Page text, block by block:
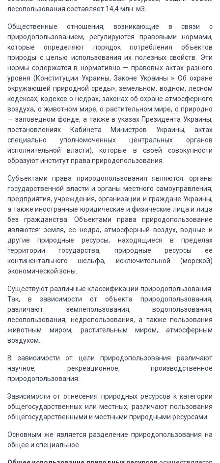
лесопользования составляет 14,4 млн. м3.
Общественные отношения, возникающие в связи с
природопользованием, регулируются правовыми нормами,
которые определяют порядок потребления объектов
природы с целью использования их полезных свойств. Эти
нормы содержатся в нормативно — правовых актах разного
уровня (Конституции Украины, Законе Украины » Об охране
окружающей природной среды», земельном, водном, лесном
кодексах, кодексе о недрах, законах об охране атмосферного
воздуха, о животном мире, о растительном мире, о природно
— заповедном фонде, а также в указах Президента Украины,
постановлениях Кабинета Министров Украины, актах
специально уполномоченных центральных органов
исполнительной власти), которые в своей совокупности
образуют институт права природопользования.
Субъектами права природопользования являются: органы
государственной власти и органы местного самоуправления,
предприятия, учреждения, организации и граждане Украины,
а также иностранные юридические и физические лица и лица
без гражданства. Объектами права природопользование
являются: земля, ее недра, атмосферный воздух, водные и
другие природные ресурсы, находящиеся в пределах
территории государства, природные ресурсы ее
континентального шельфа, исключительной (морской)
экономической зоны.
Существуют различные классификации природопользования.
Так, в зависимости от объекта природопользования,
различают: землепользования, водопользования,
лесопользования, недропользования, а также пользования
животным миром, растительным миром, атмосферным
воздухом.
В зависимости от цели природопользования различают
научное, рекреационное, производственное
природопользования.
Зависимости от отнесения природных ресурсов к категории
общегосударственных или местных, различаютпользования
общегосударственными и местными природными ресурсами.
Основным же является разделение природопользования на
общее и специальное.